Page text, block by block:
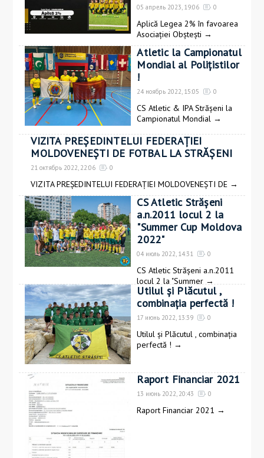
05 апрель 2023, 19:06 0
Aplică Legea 2% în favoarea
Asociației Obștești →
Atletic la Campionatul
Mondial al Polițistilor
!
24 ноябрь 2022, 15:05 0
CS Atletic & IPA Strășeni la
Campionatul Mondial →
VIZITA PREȘEDINTELUI FEDERAȚIEI
MOLDOVENEȘTI DE FOTBAL LA STRĂȘENI
21 октябрь 2022, 22:06 0
VIZITA PREȘEDINTELUI FEDERAȚIEI MOLDOVENEȘTI DE →
CS Atletic Strășeni
a.n.2011 locul 2 la
"Summer Cup Moldova
2022"
04 июль 2022, 14:31 0
CS Atletic Strășeni a.n.2011
locul 2 la "Summer →
Utilul și Plăcutul ,
combinația perfectă !
17 июнь 2022, 13:39 0
Utilul și Plăcutul , combinația
perfectă ! →
Raport Financiar 2021
13 июнь 2022, 20:43 0
Raport Financiar 2021 →